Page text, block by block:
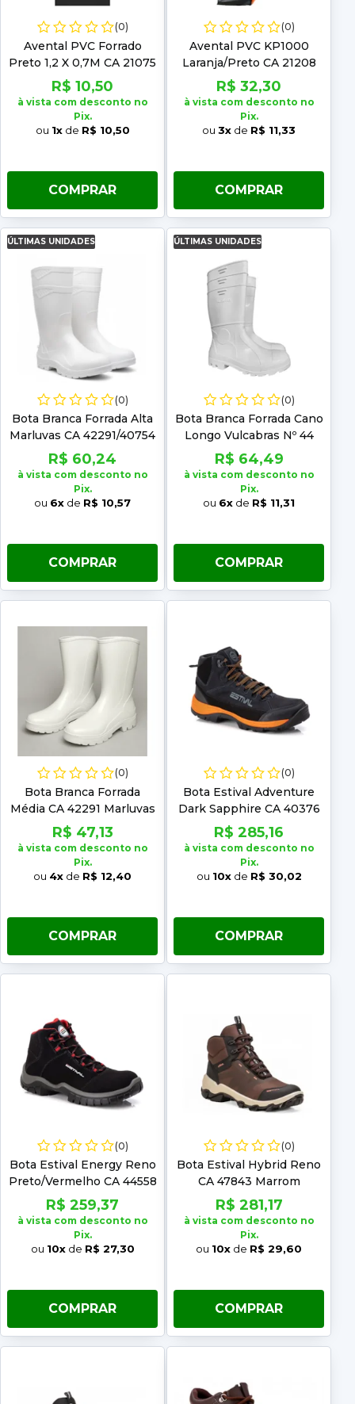
(0)
Avental PVC Forrado
Preto 1,2 X 0,7M CA 21075
R$ 10,50
à vista com desconto no
Pix.
ou 1xde R$ 10,50
COMPRAR
(0)
Avental PVC KP1000
Laranja/Preto CA 21208
R$ 32,30
à vista com desconto no
Pix.
ou 3x de R$ 11,33
COMPRAR
ÚLTIMAS UNIDADES
(0)
Bota Branca Forrada Alta
Marluvas CA 42291/40754
37
R$ 60,24
à vista com desconto no
Pix.
ou 6x de R$ 10,57
COMPRAR
ÚLTIMAS UNIDADES
(0)
Bota Branca Forrada Cano
Longo Vulcabras Nº 44
R$ 64,49
à vista com desconto no
Pix.
ou 6x de R$ 11,31
COMPRAR
(0)
Bota Branca Forrada
Média CA 42291 Marluvas
R$ 47,13
à vista com desconto no
Pix.
ou 4x de R$ 12,40
COMPRAR
(0)
Bota Estival Adventure
Dark Sapphire CA 40376
R$ 285,16
à vista com desconto no
Pix.
ou 10xde R$ 30,02
COMPRAR
(0)
Bota Estival Energy Reno
Preto/Vermelho CA 44558
R$ 259,37
à vista com desconto no
Pix.
ou 10xde R$ 27,30
COMPRAR
(0)
Bota Estival Hybrid Reno
CA 47843 Marrom
R$ 281,17
à vista com desconto no
Pix.
ou 10x de R$ 29,60
COMPRAR